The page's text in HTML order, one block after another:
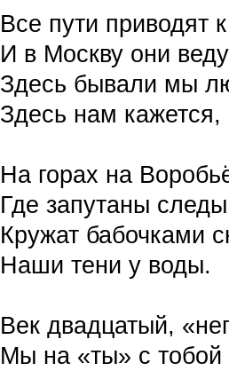
Все пути приводят
И в Москву они
Здесь бывали мы
Здесь нам кажется,
На горах на
Где запутаны
Кружат бабочками
Наши тени у воды.
Век двадцатый,
Мы на «ты» с тобой